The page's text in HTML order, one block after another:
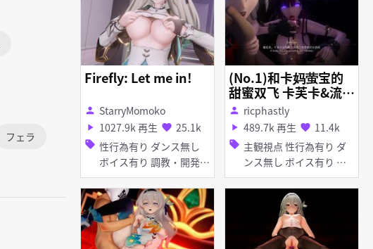
フェラ
ロート フェラ
ナニー お漏らし・潮吹き
種付けプレス ディープス
ロート フェラ
Firefly: Let me in!
person StarryMomoko
play_arrow 1027.9k 再生 favorite 25.1k
sell 性行為有り ダンス無し
ボイス有り 調教・開発
百合・レズ ふたなり デ
ィルド バイブ・ローター
アヘ顔 お漏らし・潮吹き
拘束
(No.1)和卡妈萤宝的
甜蜜双飞 卡芙卡&流萤
（Harem Rail-Sweet
moment with girls
(Kafka&Firefly)）
person ricphastly
play_arrow 489.7k 再生 favorite 11.4k
sell 主観視点 性行為有り ダ
ンス無し ボイス有り 調
教・開発 淫乱 淫紋 首
輪・鎖・拘束具 ピアス・
レス 手コキ フェラ